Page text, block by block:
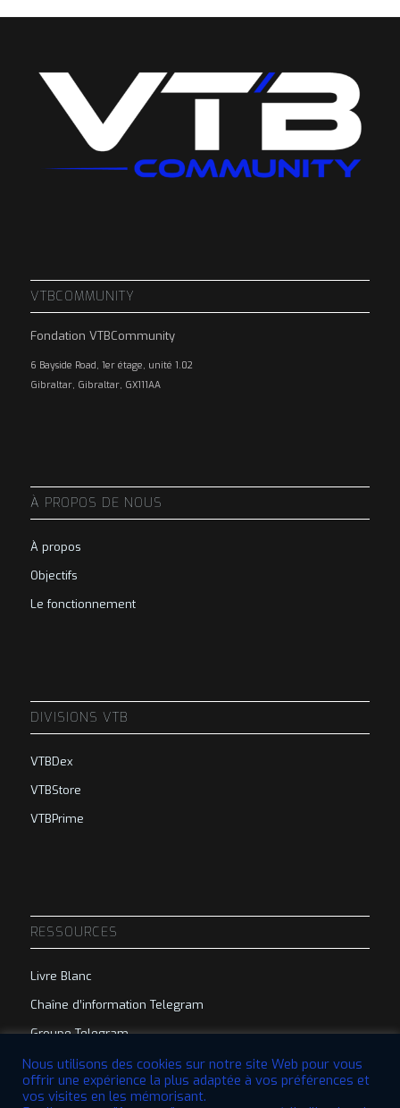
VTBCOMMUNITY
Fondation VTBCommunity
6 Bayside Road, 1er étage, unité 1.02
Gibraltar, Gibraltar, GX111AA
À PROPOS DE NOUS
À propos
Objectifs
Le fonctionnement
DIVISIONS VTB
VTBDex
VTBStore
VTBPrime
RESSOURCES
Livre Blanc
Chaîne d’information Telegram
Groupe Telegram
Nous utilisons des cookies sur notre site Web pour vous
offrir une expérience la plus adaptée à vos préférences et
vos visites en les mémorisant.